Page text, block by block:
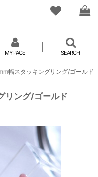
MY PAGE SEARCH
幅スタッキングリング/ゴールド
リング/ゴールド